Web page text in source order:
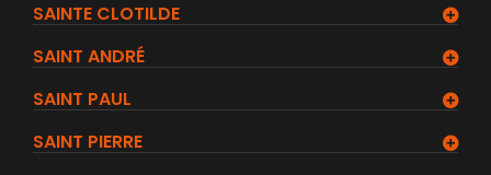
SAINTE CLOTILDE
SAINT ANDRÉ
SAINT PAUL
SAINT PIERRE